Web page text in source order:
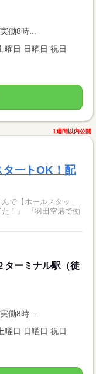
働8時...
曜日 日曜日 祝日
1週間以内公開
タートOK！配
で【ホールスタッ
ターミナル駅（徒
働8時...
曜日 日曜日 祝日